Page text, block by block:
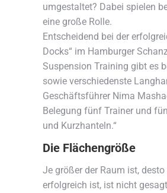
umgestaltet? Dabei spielen
eine große Rolle.
Entscheidend bei der
Docks“ im Hamburger
Suspension Training gibt es
sowie verschiedenste
Geschäftsführer Nima
Belegung fünf Trainer und
und Kurzhanteln.“
Die Flächengröße
Je größer der Raum ist,
erfolgreich ist, ist nicht